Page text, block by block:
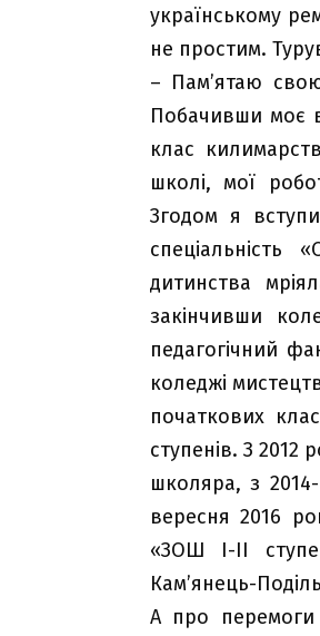
українському
не простим.
– Пам’ятаю
Побачивши моє
клас
школі, мої
Згодом я
спеціальність
дитинства
закінчивши
педагогічний
коледжі
початкових
ступенів. З 2012
школяра, з
вересня 2016
«ЗОШ І-ІІ
Кам’янець-
А про перемоги